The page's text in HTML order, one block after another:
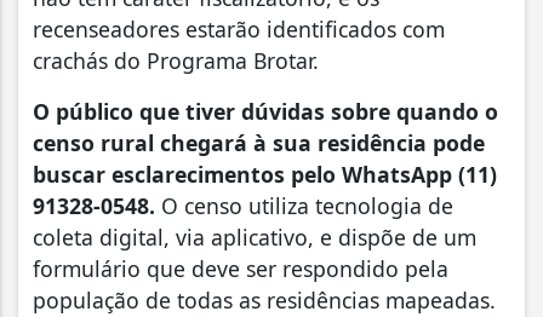
recenseadores estarão identificados com
crachás do Programa Brotar.
O público que tiver dúvidas sobre quando o
censo rural chegará à sua residência pode
buscar esclarecimentos pelo WhatsApp (11)
91328-0548. O censo utiliza tecnologia de
coleta digital, via aplicativo, e dispõe de um
formulário que deve ser respondido pela
população de todas as residências mapeadas.